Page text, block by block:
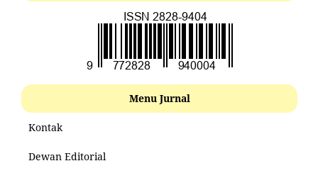
Menu Jurnal
Kontak
Dewan Editorial